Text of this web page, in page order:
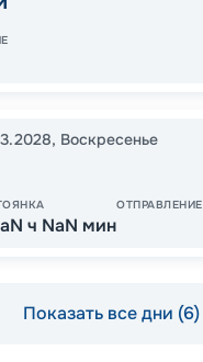
, Воскресенье
ч NaN мин
ОТПРАВЛЕНИЕ
Показать все дни (6)